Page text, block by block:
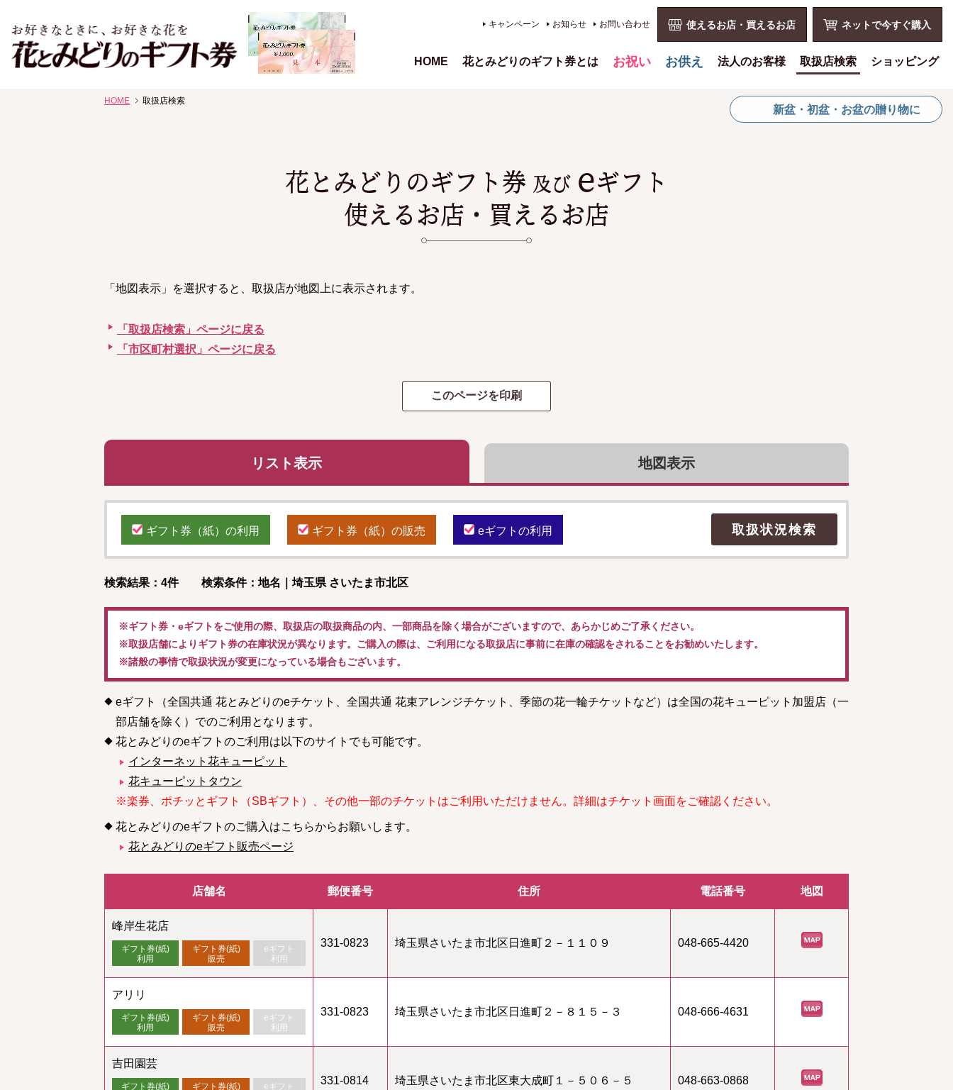
花、線香贈答におすすめのギフト
キャンペーン お知らせ お問い合わせ 使えるお店・買えるお店 ネットで今すぐ購入
HOME 花とみどりのギフト券とは お祝い お供え
お盆に贈る
法人のお客様
花とみどりのギフト券とは
法人様メリット
取扱店検索 ショッピング
ショッピングTOP
買い物カゴ
新盆・初盆・お盆の贈り物に
HOME 取扱店検索
花とみどりのギフト券 及び eギフト
使えるお店・買えるお店
「地図表示」を選択すると、取扱店が地図上に表示されます。
「取扱店検索」ページに戻る
「市区町村選択」ページに戻る
リスト表示 地図表示
ギフト券（紙）の利用 ギフト券（紙）の販売 eギフトの利用
検索結果：4件 検索条件：地名｜埼玉県 さいたま市北区
※ギフト券・eギフトをご使用の際、取扱店の取扱商品の内、一部商品を除く場合がございますので、あらかじめご了承ください。
※取扱店舗によりギフト券の在庫状況が異なります。ご購入の際は、ご利用になる取扱店に事前に在庫の確認をされることをお勧めいたします。
※諸般の事情で取扱状況が変更になっている場合もございます。
eギフト（全国共通 花とみどりのeチケット、全国共通 花束アレンジチケット、季節の花一輪チケットなど）は全国の花キューピット加盟店（一
部店舗を除く）でのご利用となります。
花とみどりのeギフトのご利用は以下のサイトでも可能です。
インターネット花キューピット
花キューピットタウン
※楽券、ポチッとギフト（SBギフト）、その他一部のチケットはご利用いただけません。詳細はチケット画面をご確認ください。
花とみどりのeギフトのご購入はこちらからお願いします。
花とみどりのeギフト販売ページ
店舗名 郵便番号 住所 電話番号 地図
峰岸生花店
ギフト券(紙)
利用
ギフト券(紙)
販売
eギフト
利用
331-0823 埼玉県さいたま市北区日進町２－１１０９ 048-665-4420
アリリ
ギフト券(紙)
利用
ギフト券(紙)
販売
eギフト
利用
331-0823 埼玉県さいたま市北区日進町２－８１５－３ 048-666-4631
吉田園芸
ギフト券(紙)
ギフト券(紙)
eギフト
331-0814 埼玉県さいたま市北区東大成町１－５０６－５ 048-663-0868